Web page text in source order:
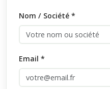
Nom / Société *
Email *